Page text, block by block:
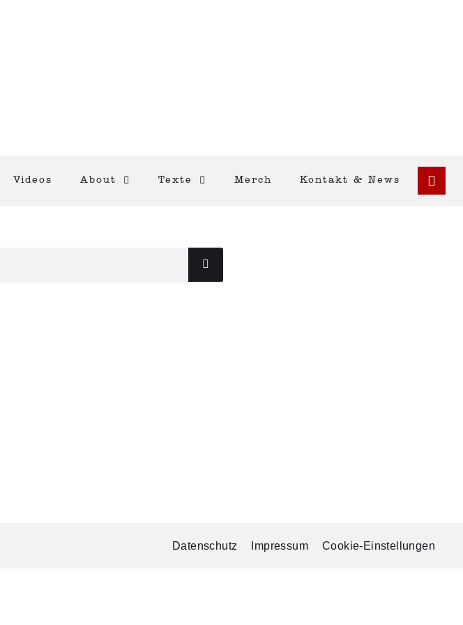
Videos About Texte Merch Kontakt & News
Datenschutz Impressum Cookie-Einstellungen